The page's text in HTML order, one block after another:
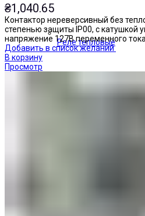
Реле тепловые
₴1,040.65
Контактор нереверсивный без
степенью защиты IP00, с катушкой
напряжение 127В переменного тока.
Добавить в список желаний
В корзину
Просмотр